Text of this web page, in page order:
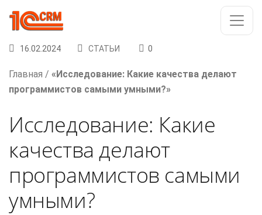
16.02.2024 СТАТЬИ 0
Главная / «Исследование: Какие качества делают
программистов самыми умными?»
Исследование: Какие
качества делают
программистов самыми
умными?